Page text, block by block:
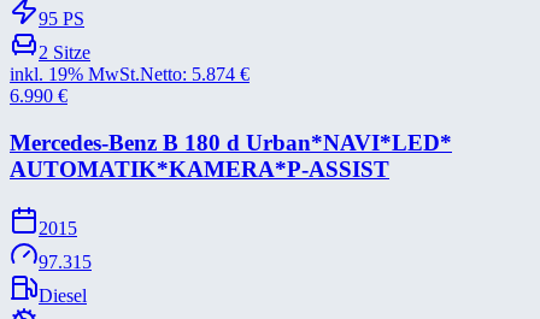
95 PS
2 Sitze
inkl. 19% MwSt.Netto: 5.874 €
6.990 €
Mercedes-​Benz B 180 d Urban*​NAVI*​LED*​
AUTOMATIK*​KAMERA*​P-​ASSIST
2015
97.315
Diesel